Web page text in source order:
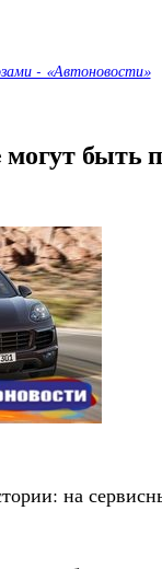
- «Автоновости»
быть
на